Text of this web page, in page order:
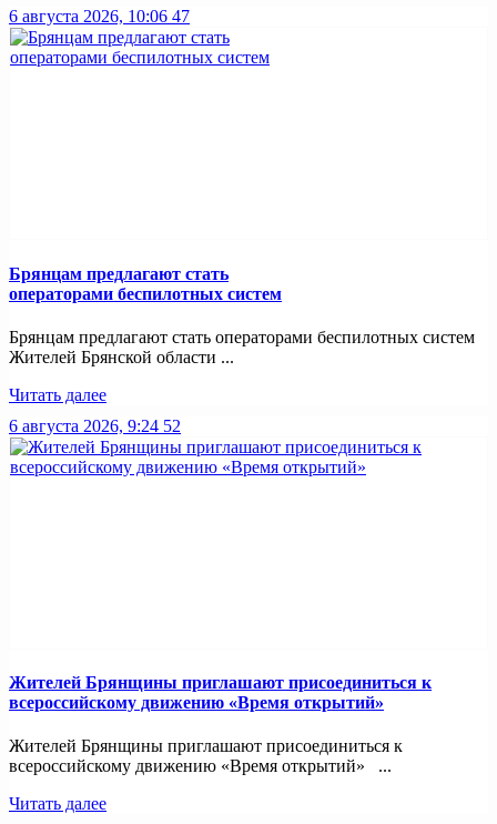
6 августа 2026, 10:06 47
Брянцам предлагают стать
оперaторами бeспилотных систeм
Брянцам предлагают стать оперaторами бeспилотных систeм
Жителей Брянской области ...
Читать далее
6 августа 2026, 9:24 52
Жителей Брянщины приглашают присоединиться к
всероссийскому движению «Время открытий»
Жителей Брянщины приглашают присоединиться к
всероссийскому движению «Время открытий» ...
Читать далее